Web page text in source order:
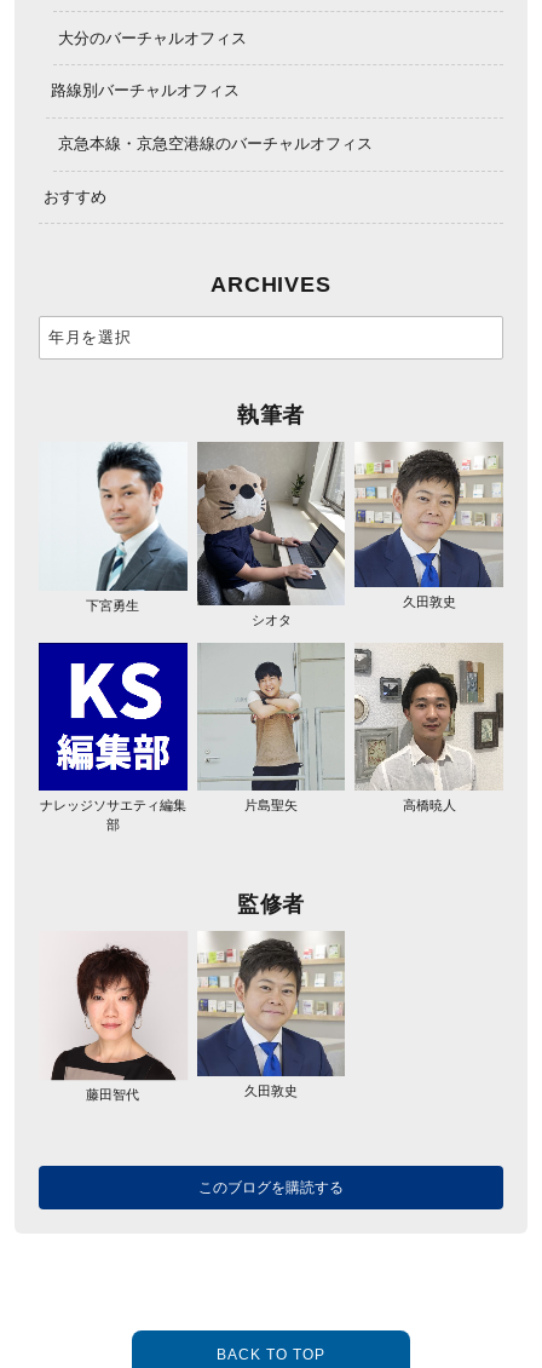
大分のバーチャルオフィス
路線別バーチャルオフィス
京急本線・京急空港線のバーチャルオフィス
おすすめ
ARCHIVES
執筆者
下宮勇生
シオタ
久田敦史
ナレッジソサエティ編集
部
片島聖矢 高橋暁人
監修者
藤田智代 久田敦史
このブログを購読する
BACK TO TOP